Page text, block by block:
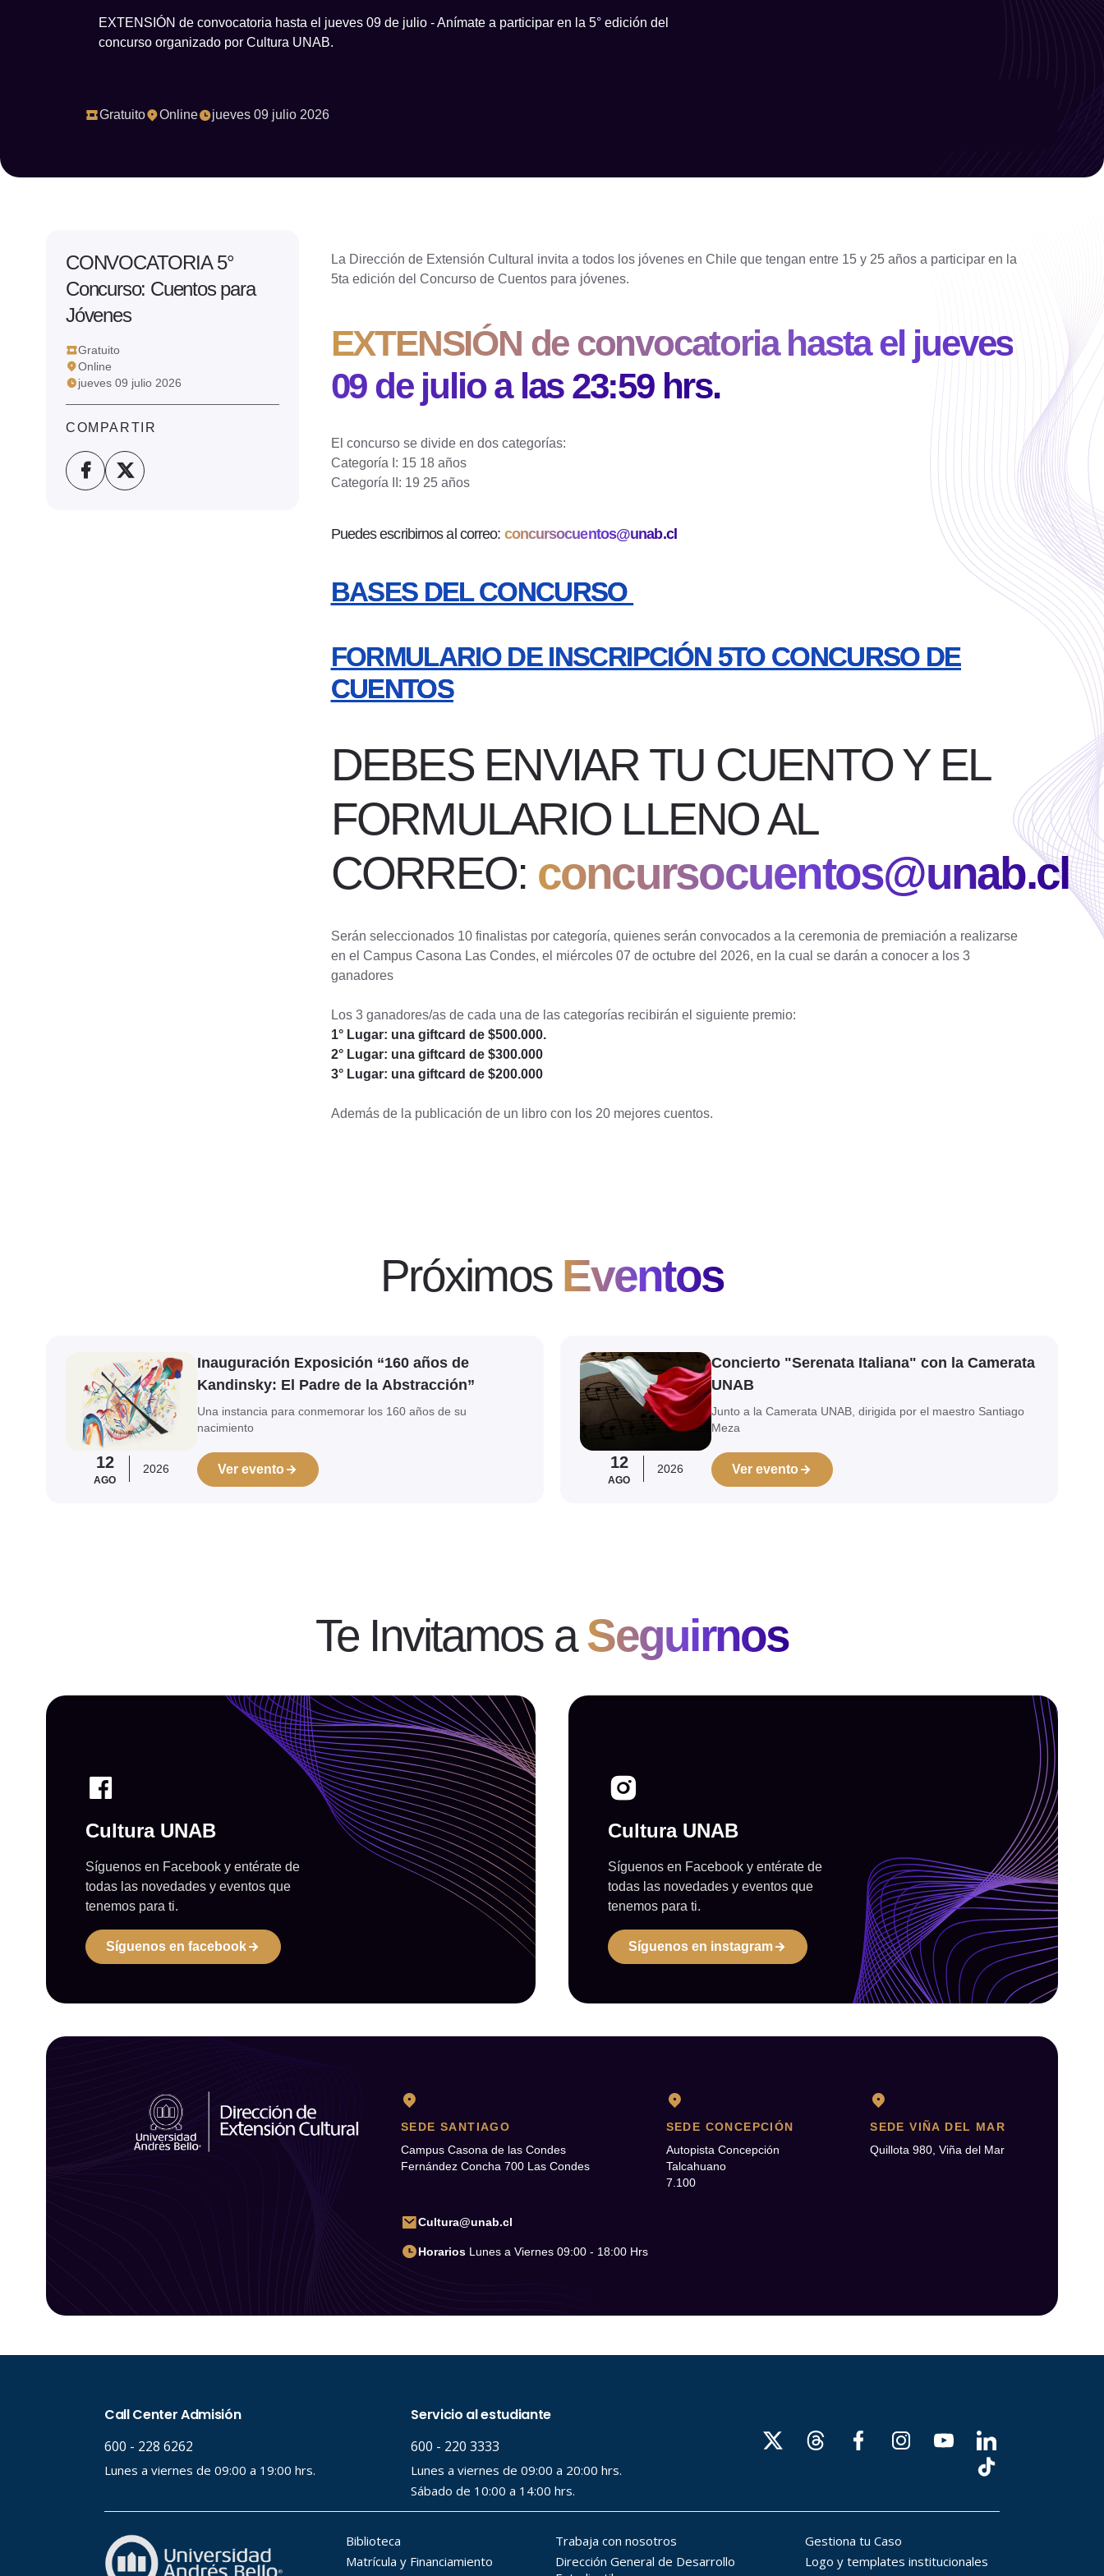
EXTENSIÓN de convocatoria hasta el jueves 09 de julio - Anímate a participar en la 5° edición del
concurso organizado por Cultura UNAB.
Gratuito Online jueves 09 julio 2026
CONVOCATORIA 5°
Concurso: Cuentos para
Jóvenes
Gratuito
Online
jueves 09 julio 2026
COMPARTIR
La Dirección de Extensión Cultural invita a todos los jóvenes en Chile que tengan entre 15 y 25 años a participar en la
5ta edición del Concurso de Cuentos para jóvenes.
EXTENSIÓN de convocatoria hasta el jueves
09 de julio a las 23:59 hrs.
El concurso se divide en dos categorías:
Categoría I: 15 18 años
Categoría II: 19 25 años
Puedes escribirnos al correo: concursocuentos@unab.cl
BASES DEL CONCURSO
FORMULARIO DE INSCRIPCIÓN 5TO CONCURSO DE
CUENTOS
DEBES ENVIAR TU CUENTO Y EL
FORMULARIO LLENO AL
CORREO: concursocuentos@unab.cl
Serán seleccionados 10 finalistas por categoría, quienes serán convocados a la ceremonia de premiación a realizarse
en el Campus Casona Las Condes, el miércoles 07 de octubre del 2026, en la cual se darán a conocer a los 3
ganadores
Los 3 ganadores/as de cada una de las categorías recibirán el siguiente premio:
1° Lugar: una giftcard de $500.000.
2° Lugar: una giftcard de $300.000
3° Lugar: una giftcard de $200.000
Además de la publicación de un libro con los 20 mejores cuentos.
Próximos Eventos
12
AGO
2026
Inauguración Exposición “160 años de
Kandinsky: El Padre de la Abstracción”
Una instancia para conmemorar los 160 años de su
nacimiento
Ver evento
Ver evento
12
AGO
2026
Concierto "Serenata Italiana" con la Camerata
UNAB
Junto a la Camerata UNAB, dirigida por el maestro Santiago
Meza
Ver evento
Ver evento
Te Invitamos aSeguirnos
Cultura UNAB
Síguenos en Facebook y entérate de
todas las novedades y eventos que
tenemos para ti.
Síguenos en facebook
Cultura UNAB
Síguenos en Facebook y entérate de
todas las novedades y eventos que
tenemos para ti.
Síguenos en instagram
SEDE SANTIAGO
Campus Casona de las Condes
Fernández Concha 700 Las Condes
SEDE CONCEPCIÓN
Autopista Concepción
Talcahuano
7.100
SEDE VIÑA DEL MAR
Quillota 980, Viña del Mar
Cultura@unab.cl
Horarios Lunes a Viernes 09:00 - 18:00 Hrs